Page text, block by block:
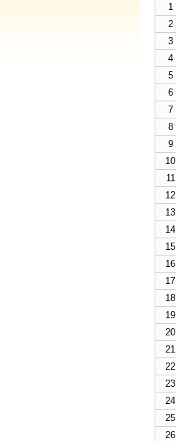
1
2
3
4
5
6
7
8
9
10
11
12
13
14
15
16
17
18
19
20
21
22
23
24
25
26